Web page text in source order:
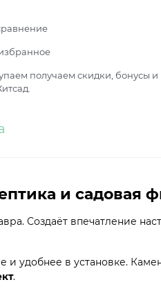
получаем скидки, бонусы
и садовая
Создаёт впечатление
и удобнее в установке.
.